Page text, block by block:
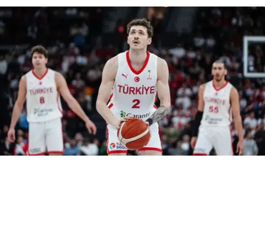
Burdur
Bursa
Çanakkale
Çankırı
Çorum
Denizli